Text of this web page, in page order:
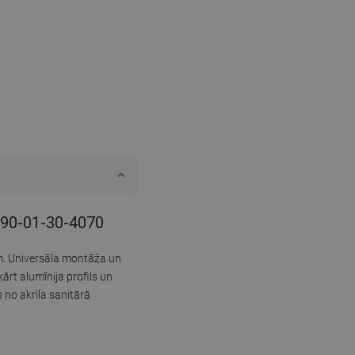
01-30-4070
Universāla montāža un
alumīnija profils un
no akrila sanitārā